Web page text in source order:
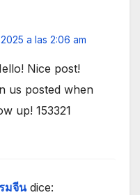
a las 2:06 am
Nice post!
us posted when
up! 153321
มจีน dice: